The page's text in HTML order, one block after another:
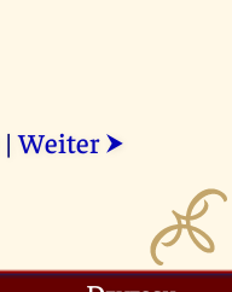
|Weiter ⮞